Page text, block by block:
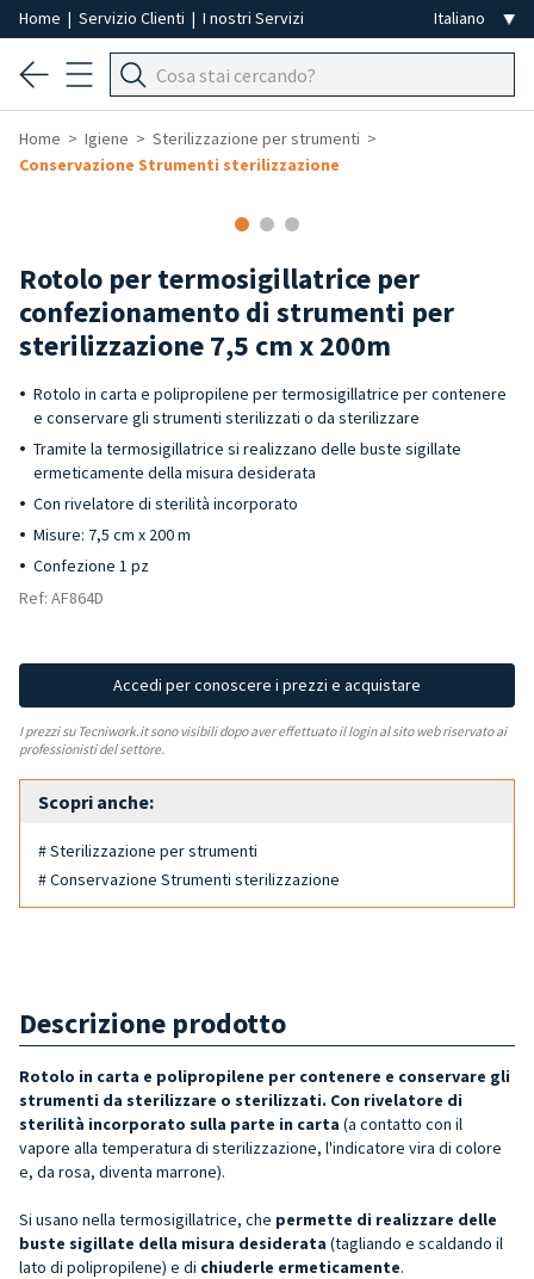
Home | Servizio Clienti | I nostri Servizi
Home Igiene
Sterilizzazione per strumenti
Conservazione Strumenti sterilizzazione
Rotolo per termosigillatrice per
confezionamento di strumenti per
sterilizzazione 7,5 cm x 200m
Rotolo in carta e polipropilene per termosigillatrice per contenere
e conservare gli strumenti sterilizzati o da sterilizzare
Tramite la termosigillatrice si realizzano delle buste sigillate
ermeticamente della misura desiderata
Con rivelatore di sterilità incorporato
Misure: 7,5 cm x 200 m
Confezione 1 pz
Ref: AF864D
Accedi per conoscere i prezzi e acquistare
I prezzi su Tecniwork.it sono visibili dopo aver effettuato il login al sito web riservato ai
professionisti del settore.
Scopri anche:
# Sterilizzazione per strumenti
# Conservazione Strumenti sterilizzazione
Descrizione prodotto
Rotolo in carta e polipropilene per contenere e conservare gli
strumenti da sterilizzare o sterilizzati. Con rivelatore di
sterilità incorporato sulla parte in carta (a contatto con il
vapore alla temperatura di sterilizzazione, l'indicatore vira di colore
e, da rosa, diventa marrone).
Si usano nella termosigillatrice, che permette di realizzare delle
buste sigillate della misura desiderata (tagliando e scaldando il
lato di polipropilene) e di chiuderle ermeticamente.